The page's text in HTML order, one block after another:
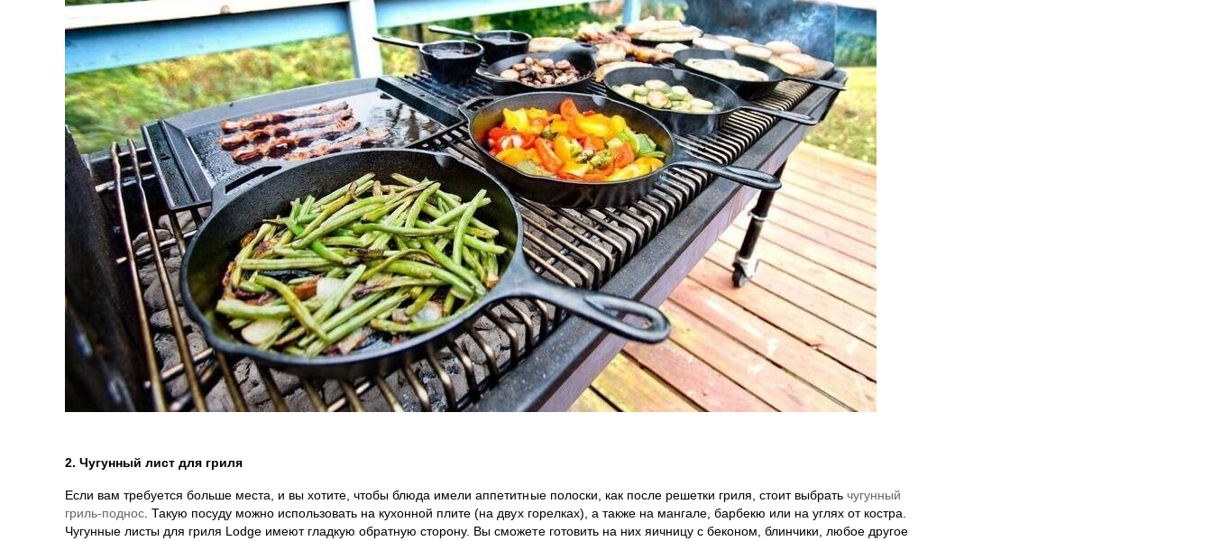
2. Чугунный лист для гриля
Если вам требуется больше места, и вы хотите, чтобы блюда имели аппетитные полоски, как после решетки гриля, стоит выбрать чугунный
гриль-поднос . Такую посуду можно использовать на кухонной плите (на двух горелках), а также на мангале, барбекю или на углях от костра.
Чугунные листы для гриля Lodge имеют гладкую обратную сторону. Вы сможете готовить на них яичницу с беконом, блинчики, любое другое